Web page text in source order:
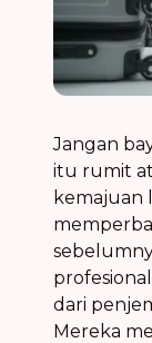
Jangan
itu rumit
kemajuan
dari
Mereka